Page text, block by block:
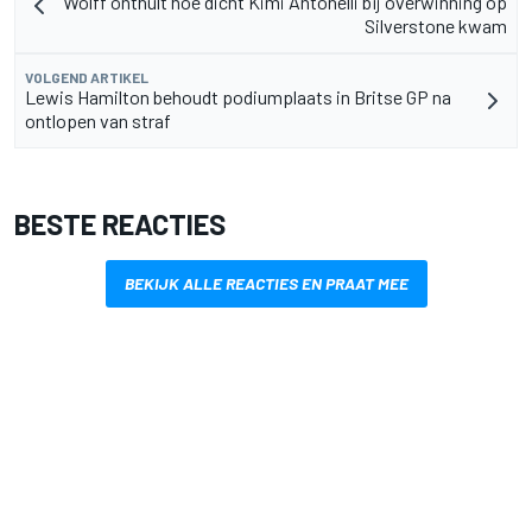
Silverstone kwam
VOLGEND ARTIKEL
Lewis Hamilton behoudt podiumplaats in Britse GP na
ontlopen van straf
BESTE REACTIES
BEKIJK ALLE REACTIES EN PRAAT MEE